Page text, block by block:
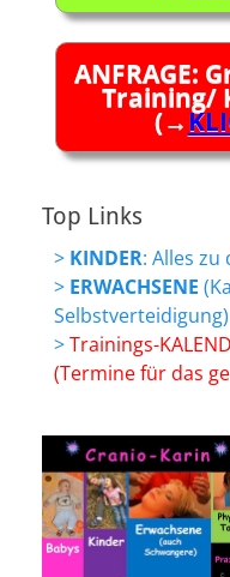
ANFRAGE:
Training/
(→
Top Links
> KINDER: Alles zu
> ERWACHSENE
Selbstverteidigung)
>Trainings-
(Termine für das